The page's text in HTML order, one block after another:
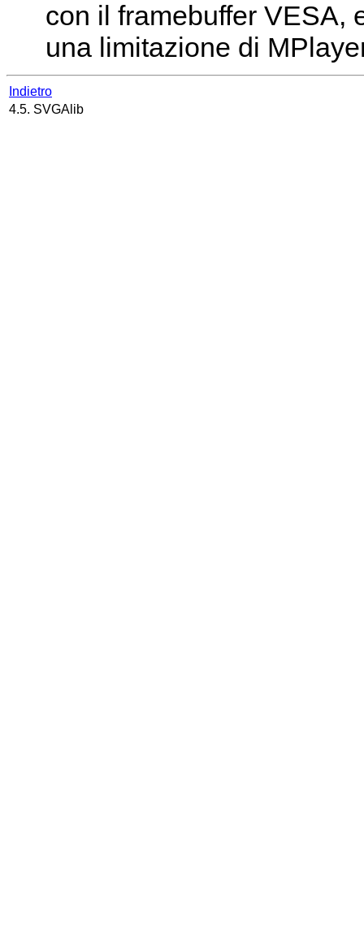
con il framebuffer VESA,
una limitazione di
Indietro
4.5. SVGAlib